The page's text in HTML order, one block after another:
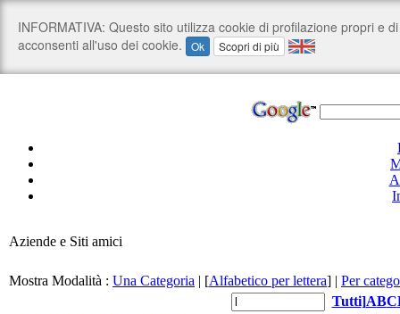
Aziende e Siti amici
Mostra Modalità : Una Categoria | [Alfabetico per lettera] | Per
Tutti]ABC